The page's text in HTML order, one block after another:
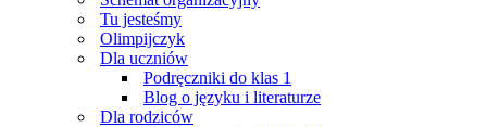
Tu jesteśmy
Olimpijczyk
Dla uczniów
Podręczniki do klas 1
Blog o języku i literaturze
Dla rodziców